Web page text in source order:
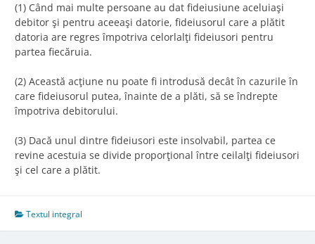
(1) Când mai multe persoane au dat fideiusiune aceluiaşi
debitor şi pentru aceeaşi datorie, fideiusorul care a plătit
datoria are regres împotriva celorlalţi fideiusori pentru
partea fiecăruia.
(2) Această acţiune nu poate fi introdusă decât în cazurile în
care fideiusorul putea, înainte de a plăti, să se îndrepte
împotriva debitorului.
(3) Dacă unul dintre fideiusori este insolvabil, partea ce
revine acestuia se divide proporţional între ceilalţi fideiusori
şi cel care a plătit.
Textul integral